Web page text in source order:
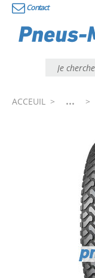
Contact
ACCEUIL > ... >